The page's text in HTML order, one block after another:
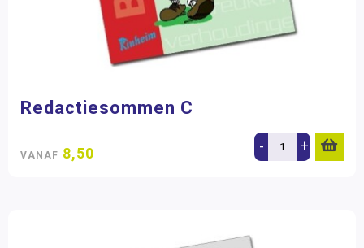
Redactiesommen C
VANAF 8,50 - +